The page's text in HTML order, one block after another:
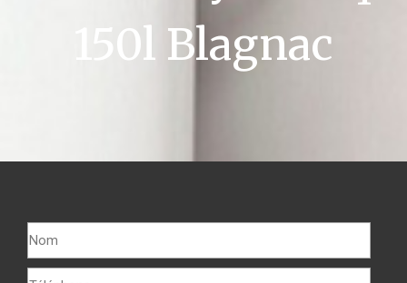
150l Blagnac